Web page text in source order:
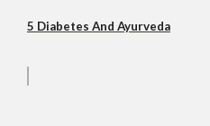
5 Diabetes And Ayurveda